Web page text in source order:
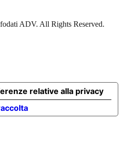
ADV. All Rights Reserved.
relative alla privacy